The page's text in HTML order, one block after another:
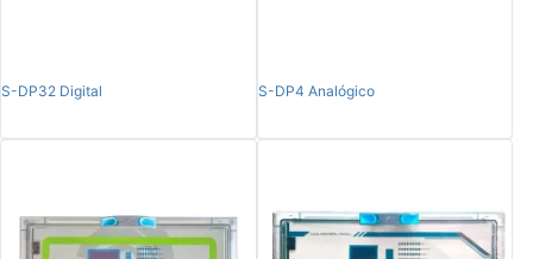
S-DP32 Digital S-DP4 Analógico